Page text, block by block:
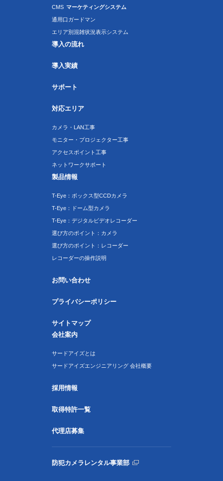
CMS マーケティングシステム
通用口ガードマン
エリア別混雑状況表示システム
導入の流れ
導入実績
サポート
対応エリア
カメラ・LAN工事
モニター・プロジェクター工事
アクセスポイント工事
ネットワークサポート
製品情報
T-Eye：ボックス型CCDカメラ
T-Eye：ドーム型カメラ
T-Eye：デジタルビデオレコーダー
選び方のポイント：カメラ
選び方のポイント：レコーダー
レコーダーの操作説明
お問い合わせ
プライバシーポリシー
サイトマップ
会社案内
サードアイズとは
サードアイズエンジニアリング 会社概要
採用情報
取得特許一覧
代理店募集
防犯カメラレンタル事業部